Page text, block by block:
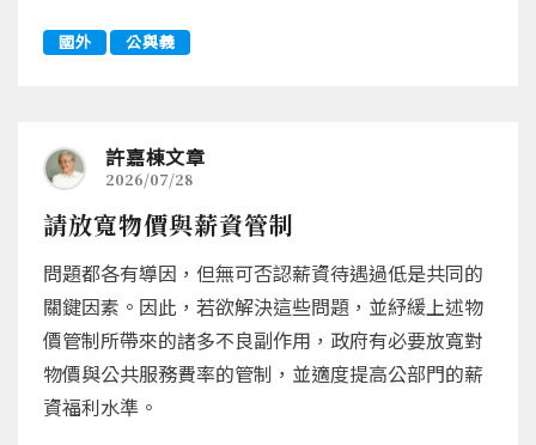
國外 公與義
許嘉棟文章
2026/07/28
請放寬物價與薪資管制
問題都各有導因，但無可否認薪資待遇過低是共同的
關鍵因素。因此，若欲解決這些問題，並紓緩上述物
價管制所帶來的諸多不良副作用，政府有必要放寬對
物價與公共服務費率的管制，並適度提高公部門的薪
資福利水準。